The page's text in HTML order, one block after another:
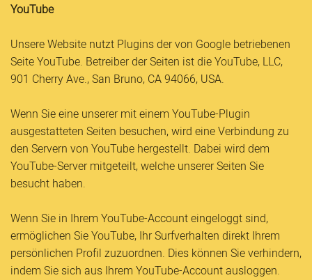
YouTube
Unsere Website nutzt Plugins der von Google betriebenen
Seite YouTube. Betreiber der Seiten ist die YouTube, LLC,
901 Cherry Ave., San Bruno, CA 94066, USA.
Wenn Sie eine unserer mit einem YouTube-Plugin
ausgestatteten Seiten besuchen, wird eine Verbindung zu
den Servern von YouTube hergestellt. Dabei wird dem
YouTube-Server mitgeteilt, welche unserer Seiten Sie
besucht haben.
Wenn Sie in Ihrem YouTube-Account eingeloggt sind,
ermöglichen Sie YouTube, Ihr Surfverhalten direkt Ihrem
persönlichen Profil zuzuordnen. Dies können Sie verhindern,
indem Sie sich aus Ihrem YouTube-Account ausloggen.